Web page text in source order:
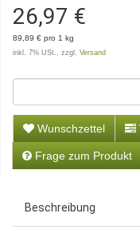
26,97 €
89,89 € pro 1 kg
inkl. 7% USt., zzgl. Versand
Wunschzettel
Frage zum Produkt
Beschreibung